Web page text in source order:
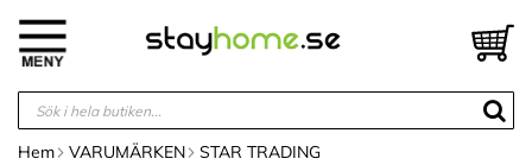
innehållet
Hem VARUMÄRKEN STAR TRADING